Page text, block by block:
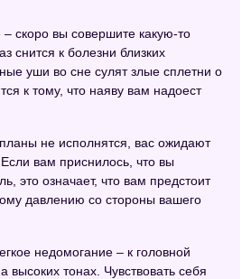
скоро вы совершите какую-то
снится к болезни близких
уши во сне сулят злые сплетни о
к тому, что наяву вам надоест
не исполнятся, вас ожидают
вам приснилось, что вы
это означает, что вам предстоит
давлению со стороны вашего
недомогание – к головной
высоких тонах. Чувствовать себя